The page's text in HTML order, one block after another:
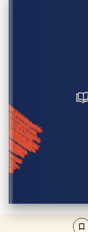
bookmark_border